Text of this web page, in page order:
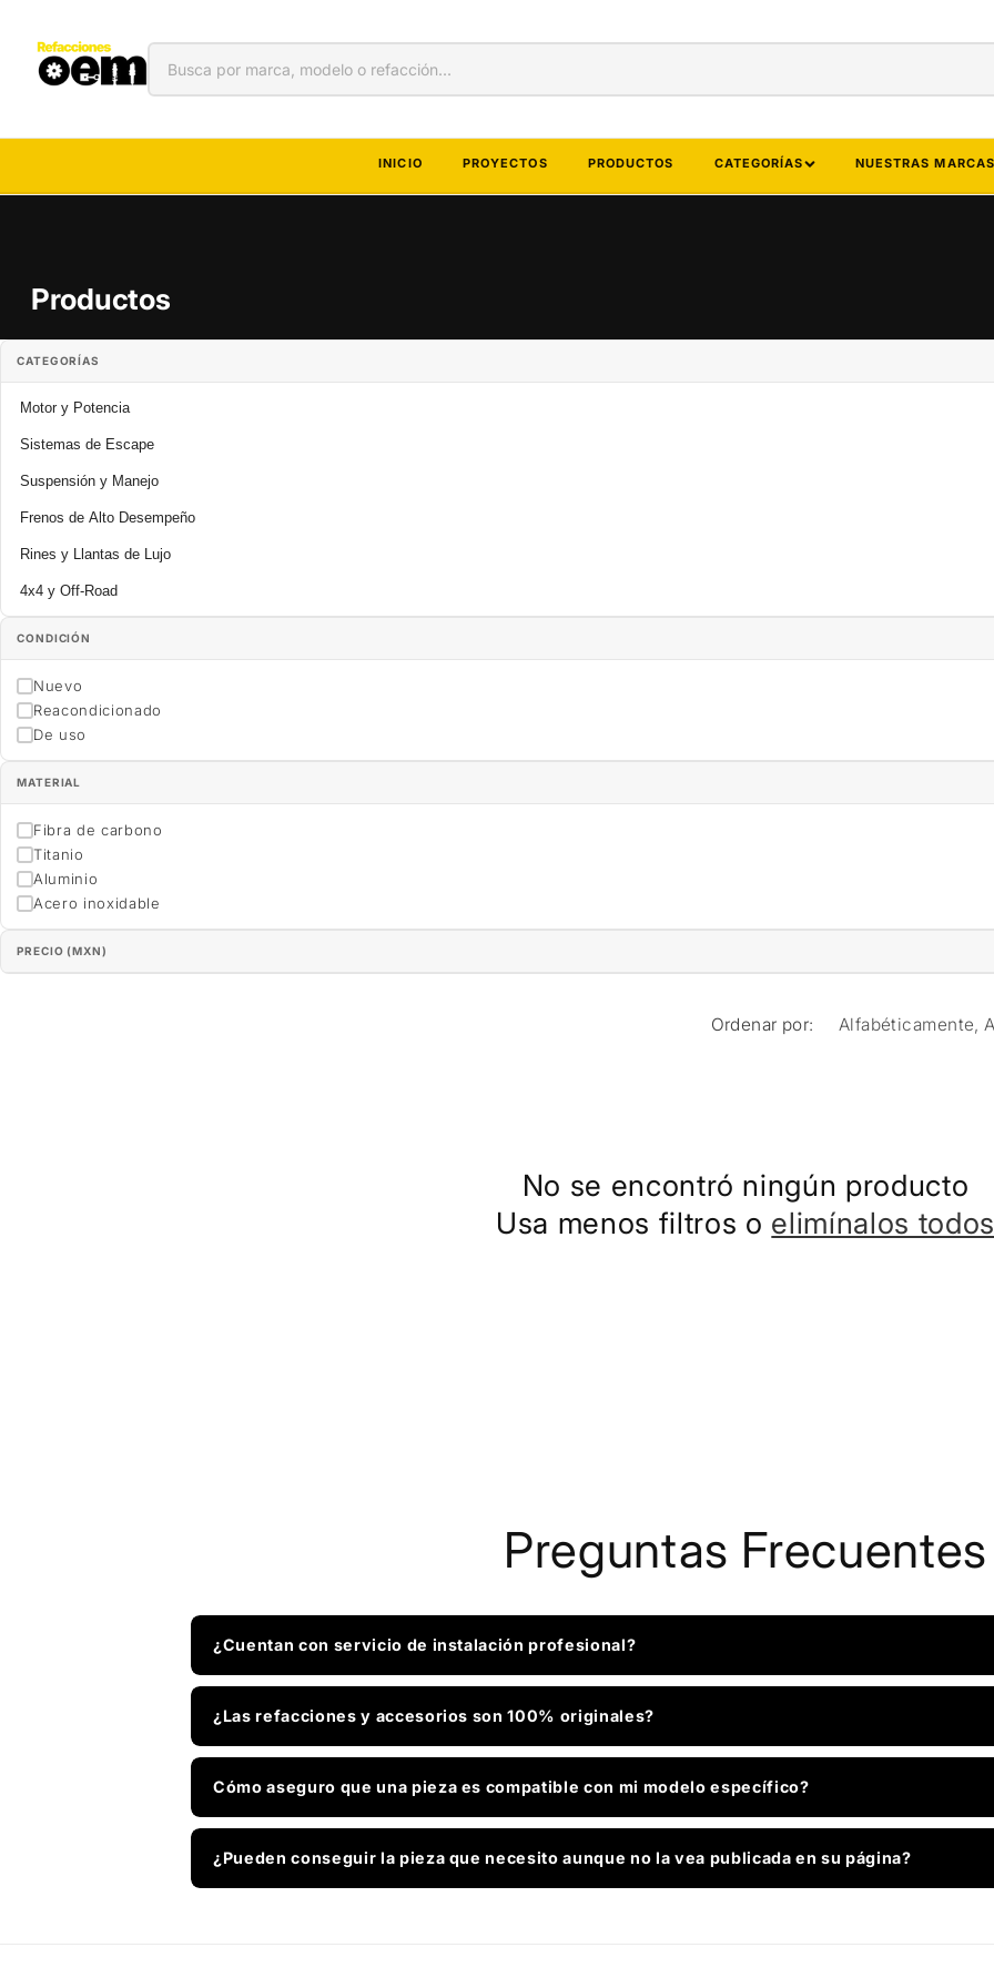
al contenido
INICIO PROYECTOS PRODUCTOS CATEGORÍAS NUESTRAS MARCAS
Productos
CATEGORÍAS
Motor y Potencia
Sistemas de Escape
Suspensión y Manejo
Frenos de Alto Desempeño
Rines y Llantas de Lujo
4x4 y Off-Road
CONDICIÓN
Nuevo
Reacondicionado
De uso
MATERIAL
Fibra de carbono
Titanio
Aluminio
Acero inoxidable
PRECIO (MXN)
Ordenar por:
No se encontró ningún producto
Usa menos filtros o elimínalos todos
Preguntas Frecuentes
¿Cuentan con servicio de instalación profesional?
¿Las refacciones y accesorios son 100% originales?
Cómo aseguro que una pieza es compatible con mi modelo específico?
¿Pueden conseguir la pieza que necesito aunque no la vea publicada en su página?